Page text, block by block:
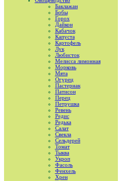
Баклажан
Бобы
Горох
Дайкон
Кабачок
Капуста
Картофель
Лук
Любисток
Мелисса лимонная
Морковь
Мята
Огурец
Пастернак
Патисон
Перец
Петрушка
Ревень
Редис
Редька
Салат
Свекла
Сельдерей
Томат
Тыква
Укроп
Фасоль
Фенхель
Хрен